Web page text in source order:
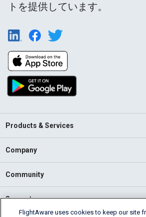
トを提供しています。
Products & Services
Company
Community
Support
FlightAware uses cookies to keep our site